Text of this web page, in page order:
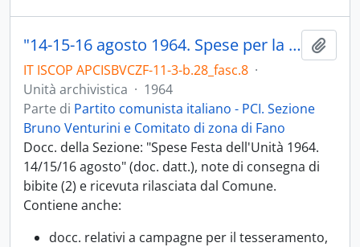
"14-15-16 agosto 1964. Spese per la Festa dell'Unità"
IT ISCOP APCISBVCZF-11-3-b.28_fasc.8 ·
Unità archivistica · 1964
Parte di Partito comunista italiano - PCI. Sezione
Bruno Venturini e Comitato di zona di Fano
Docc. della Sezione: "Spese Festa dell'Unità 1964.
14/15/16 agosto" (doc. datt.), note di consegna di
bibite (2) e ricevuta rilasciata dal Comune.
Contiene anche:
docc. relativi a campagne per il tesseramento,